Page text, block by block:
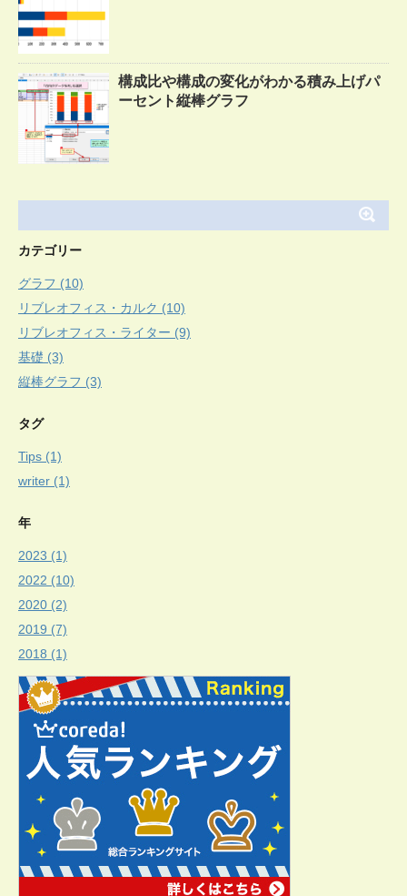
構成比や構成の変化がわかる積み上げパ
ーセント縦棒グラフ
カテゴリー
グラフ (10)
リブレオフィス・カルク (10)
リブレオフィス・ライター (9)
基礎 (3)
縦棒グラフ (3)
タグ
Tips (1)
writer (1)
年
2023 (1)
2022 (10)
2020 (2)
2019 (7)
2018 (1)